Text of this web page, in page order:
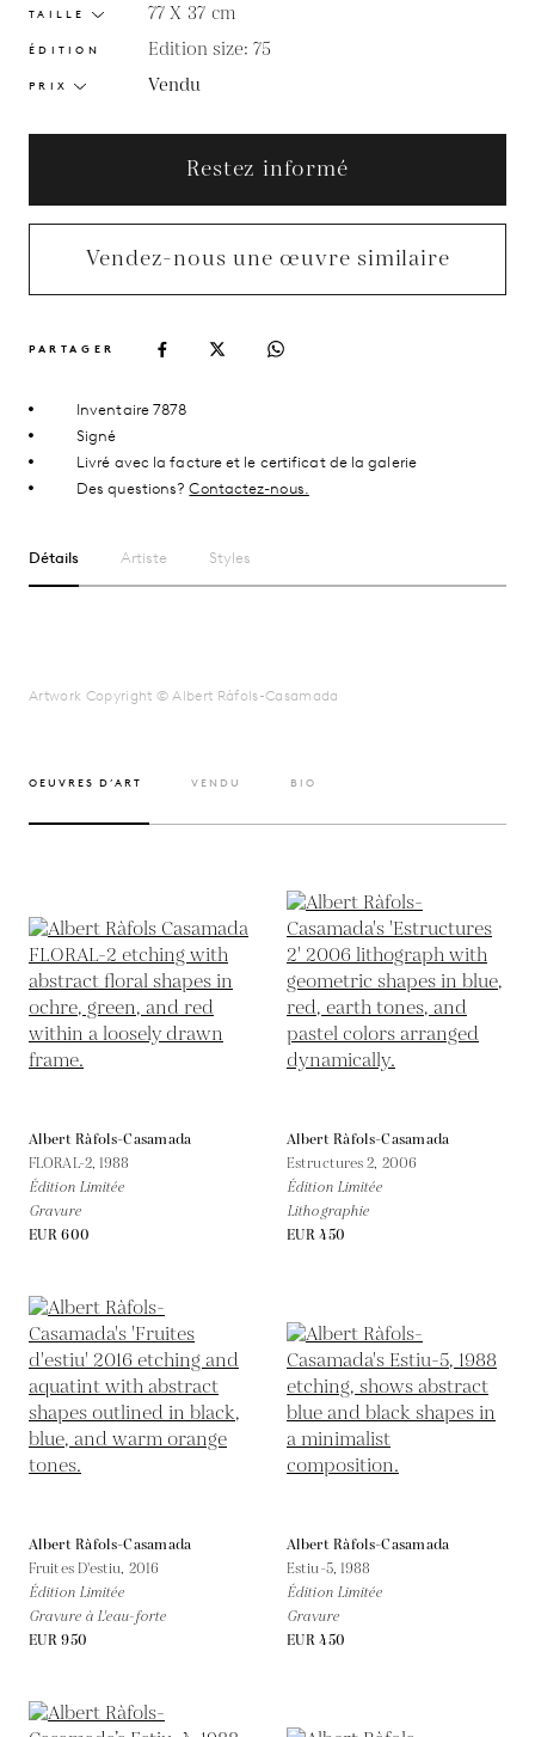
TAILLE 77 X 37 cm
ÉDITION Edition size: 75
PRIX Vendu
Restez informé
Vendez-nous une œuvre similaire
PARTAGER
Inventaire 7878
Signé
Livré avec la facture et le certificat de la galerie
Des questions?Contactez-nous.
Détails Artiste Styles
Artwork Copyright © Albert Ràfols-Casamada
OEUVRES D’ART VENDU BIO
Albert Ràfols-Casamada
FLORAL-2, 1988
Édition Limitée
Gravure
EUR 600
Albert Ràfols-Casamada
Estructures 2, 2006
Édition Limitée
Lithographie
EUR 450
Albert Ràfols-Casamada
Fruites D'estiu, 2016
Édition Limitée
Gravure à L'eau-forte
EUR 950
Albert Ràfols-Casamada
Estiu-5, 1988
Édition Limitée
Gravure
EUR 450